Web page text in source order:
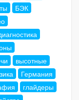
БЭК
высотные
Германия
глайдеры